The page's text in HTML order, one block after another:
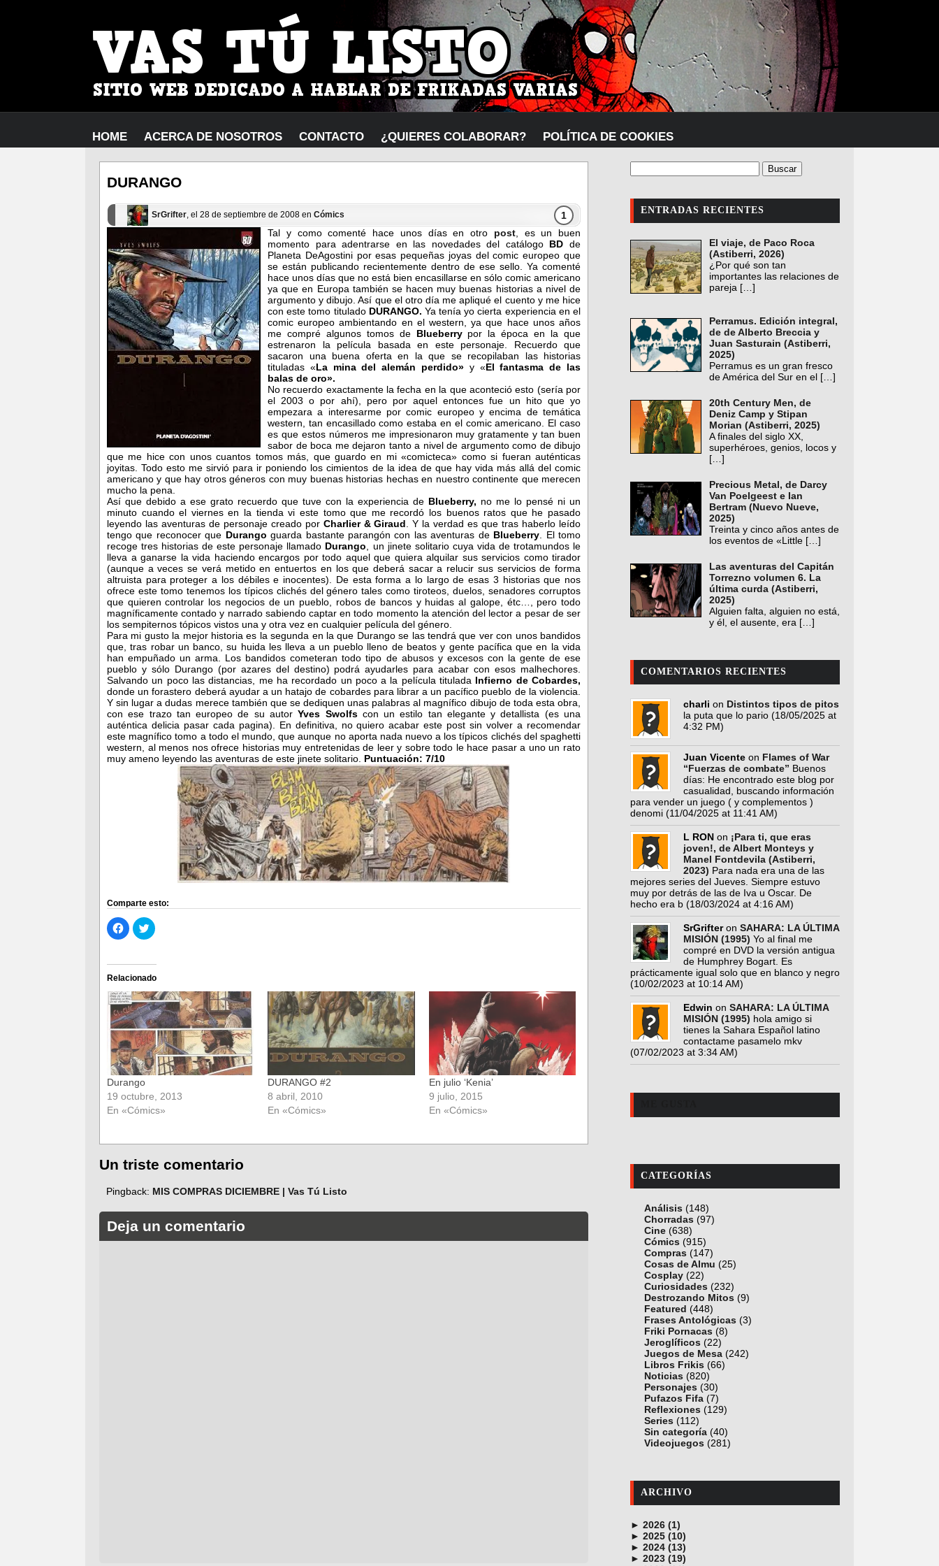
HOME ACERCA DE NOSOTROS CONTACTO ¿QUIERES COLABORAR? POLÍTICA DE COOKIES
DURANGO
SrGrifter, el 28 de septiembre de 2008 en Cómics
1
Tal y como comenté hace unos días en otro post, es un buen
momento para adentrarse en las novedades del catálogo BDde
Planeta DeAgostini por esas pequeñas joyas del comic europeo que
se están publicando recientemente dentro de ese sello. Ya comenté
hace unos días que no está bien encasillarse en sólo comic americano
ya que en Europa también se hacen muy buenas historias a nivel de
argumento y dibujo. Así que el otro día me apliqué el cuento y me hice
con este tomo titulado DURANGO. Ya tenía yo cierta experiencia en el
comic europeo ambientando en el western, ya que hace unos años
me compré algunos tomos de Blueberry por la época en la que
estrenaron la película basada en este personaje. Recuerdo que
sacaron una buena oferta en la que se recopilaban las historias
tituladas «La mina del alemán perdido» y «El fantasma de las
balas de oro».
No recuerdo exactamente la fecha en la que aconteció esto (sería por
el 2003 o por ahí), pero por aquel entonces fue un hito que yo
empezara a interesarme por comic europeo y encima de temática
western, tan encasillado como estaba en el comic americano. El caso
es que estos números me impresionaron muy gratamente y tan buen
sabor de boca me dejaron tanto a nivel de argumento como de dibujo
que me hice con unos cuantos tomos más, que guardo en mi «comicteca» como si fueran auténticas
joyitas. Todo esto me sirvió para ir poniendo los cimientos de la idea de que hay vida más allá del comic
americano y que hay otros géneros con muy buenas historias hechas en nuestro continente que merecen
mucho la pena.
Así que debido a ese grato recuerdo que tuve con la experiencia de Blueberry, no me lo pensé ni un
minuto cuando el viernes en la tienda vi este tomo que me recordó los buenos ratos que he pasado
leyendo las aventuras de personaje creado por Charlier & Giraud . Y la verdad es que tras haberlo leído
tengo que reconocer que Durangoguarda bastante parangón con las aventuras de Blueberry . El tomo
recoge tres historias de este personaje llamado Durango , un jinete solitario cuya vida de trotamundos le
lleva a ganarse la vida haciendo encargos por todo aquel que quiera alquilar sus servicios como tirador
(aunque a veces se verá metido en entuertos en los que deberá sacar a relucir sus servicios de forma
altruista para proteger a los débiles e inocentes). De esta forma a lo largo de esas 3 historias que nos
ofrece este tomo tenemos los típicos clichés del género tales como tiroteos, duelos, senadores corruptos
que quieren controlar los negocios de un pueblo, robos de bancos y huidas al galope, étc…, pero todo
magníficamente contado y narrado sabiendo captar en todo momento la atención del lector a pesar de ser
los sempiternos tópicos vistos una y otra vez en cualquier película del género.
Para mi gusto la mejor historia es la segunda en la que Durango se las tendrá que ver con unos bandidos
que, tras robar un banco, su huida les lleva a un pueblo lleno de beatos y gente pacífica que en la vida
han empuñado un arma. Los bandidos cometeran todo tipo de abusos y excesos con la gente de ese
pueblo y sólo Durango (por azares del destino) podrá ayudarles para acabar con esos malhechores.
Salvando un poco las distancias, me ha recordado un poco a la película titulada Infierno de Cobardes,
donde un forastero deberá ayudar a un hatajo de cobardes para librar a un pacífico pueblo de la violencia.
Y sin lugar a dudas merece también que se dediquen unas palabras al magnífico dibujo de toda esta obra,
con ese trazo tan europeo de su autorYves Swolfscon un estilo tan elegante y detallista (es una
auténtica delicia pasar cada pagina). En definitiva, no quiero acabar este post sin volver a recomendar
este magnífico tomo a todo el mundo, que aunque no aporta nada nuevo a los típicos clichés del spaghetti
western, al menos nos ofrece historias muy entretenidas de leer y sobre todo le hace pasar a uno un rato
muy ameno leyendo las aventuras de este jinete solitario. Puntuación: 7/10
Comparte esto:
Haz
clic
para
Facebook
(Se
abre
en
una
ventana
nueva)
Haz
clic
Twitter
(Se
abre
en
una
ventana
nueva)
Relacionado
Durango
19 octubre, 2013
En «Cómics»
DURANGO #2
8 abril, 2010
En «Cómics»
En julio ‘Kenia’
9 julio, 2015
En «Cómics»
Un triste comentario
Pingback: MIS COMPRAS DICIEMBRE | Vas Tú Listo
Deja un comentario
ENTRADAS RECIENTES
El viaje, de Paco Roca
(Astiberri, 2026)
¿Por qué son tan
importantes las relaciones de
pareja […]
Perramus. Edición integral,
de de Alberto Breccia y
Juan Sasturain (Astiberri,
2025)
Perramus es un gran fresco
de América del Sur en el […]
20th Century Men, de
Deniz Camp y Stipan
Morian (Astiberri, 2025)
A finales del siglo XX,
superhéroes, genios, locos y
[…]
Precious Metal, de Darcy
Van Poelgeest e Ian
Bertram (Nuevo Nueve,
2025)
Treinta y cinco años antes de
los eventos de «Little […]
Las aventuras del Capitán
Torrezno volumen 6. La
última curda (Astiberri,
2025)
Alguien falta, alguien no está,
y él, el ausente, era […]
COMENTARIOS RECIENTES
charli on Distintos tipos de pitos
la puta que lo pario (18/05/2025 at
4:32 PM)
Juan Vicente on Flames of War
“Fuerzas de combate” Buenos
días: He encontrado este blog por
casualidad, buscando información
para vender un juego ( y complementos )
denomi (11/04/2025 at 11:41 AM)
L RON on ¡Para ti, que eras
joven!, de Albert Monteys y
Manel Fontdevila (Astiberri,
2023) Para nada era una de las
mejores series del Jueves. Siempre estuvo
muy por detrás de las de Iva u Oscar. De
hecho era b (18/03/2024 at 4:16 AM)
SrGrifteron SAHARA: LA ÚLTIMA
MISIÓN (1995) Yo al final me
compré en DVD la versión antigua
de Humphrey Bogart. Es
prácticamente igual solo que en blanco y negro
(10/02/2023 at 10:14 AM)
Edwin on SAHARA: LA ÚLTIMA
MISIÓN (1995) hola amigo si
tienes la Sahara Español latino
contactame pasamelo mkv
(07/02/2023 at 3:34 AM)
CATEGORÍAS
Análisis (148)
Chorradas (97)
Cine (638)
Cómics (915)
Compras (147)
Cosas de Almu (25)
Cosplay (22)
Curiosidades (232)
Destrozando Mitos (9)
Featured (448)
Frases Antológicas (3)
Friki Pornacas (8)
Jeroglíficos (22)
Juegos de Mesa (242)
Libros Frikis (66)
Noticias (820)
Personajes (30)
Pufazos Fifa (7)
Reflexiones (129)
Series (112)
Sin categoría (40)
Videojuegos (281)
ARCHIVO
► 2026 (1)
junio (1)
► 2025 (10)
noviembre (1)
octubre (1)
► 2024 (13)
diciembre (4)
► 2023 (19)